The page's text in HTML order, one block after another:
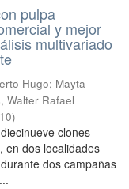
pulpa
y mejor
multivariado
Hugo; Mayta-
Walter Rafael
)
clones
en dos localidades
dos campañas